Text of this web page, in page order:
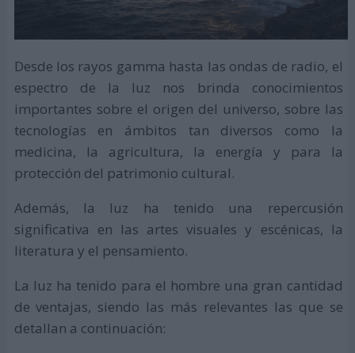
Desde los rayos gamma hasta las ondas de radio, el
espectro de la luz nos brinda conocimientos
importantes sobre el origen del universo, sobre las
tecnologías en ámbitos tan diversos como la
medicina, la agricultura, la energía y para la
protección del patrimonio cultural.
Además, la luz ha tenido una repercusión
significativa en las artes visuales y escénicas, la
literatura y el pensamiento.
La luz ha tenido para el hombre una gran cantidad
de ventajas, siendo las más relevantes las que se
detallan a continuación: